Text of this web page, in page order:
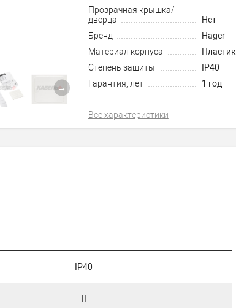
→
Прозрачная крышка/
дверца
Нет
Бренд
Hager
Материал корпуса
Пластик
Степень защиты
IP40
Гарантия, лет
1 год
Все характеристики
IP40